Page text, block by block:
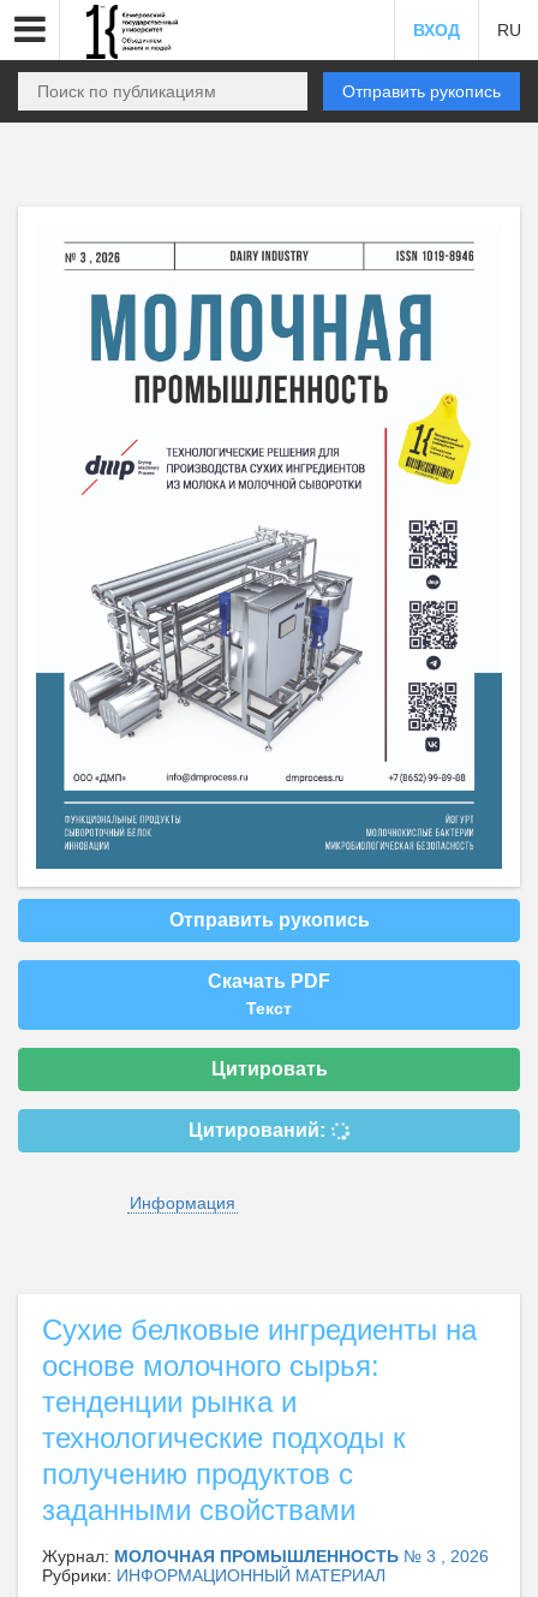
ВХОД RU
Отправить рукопись
Отправить рукопись
Скачать PDF
Текст
Цитировать
Цитирований:
Информация
Сухие белковые ингредиенты на
основе молочного сырья:
тенденции рынка и
технологические подходы к
получению продуктов с
заданными свойствами
Журнал: МОЛОЧНАЯ ПРОМЫШЛЕННОСТЬ № 3 , 2026
Рубрики: ИНФОРМАЦИОННЫЙ МАТЕРИАЛ